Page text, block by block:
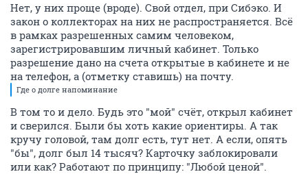
Нет, у них проще (вроде). Свой отдел, при Сибэко. И
закон о коллекторах на них не распространяется. Всё
в рамках разрешенных самим человеком,
зарегистрировавшим личный кабинет. Только
разрешение дано на счета открытые в кабинете и не
на телефон, а (отметку ставишь) на почту.
Где о долге напоминание
В том то и дело. Будь это "мой" счёт, открыл кабинет
и сверился. Были бы хоть какие ориентиры. А так
кручу головой, там долг есть, тут нет. А если, опять
"бы", долг был 14 тысяч? Карточку заблокировали
или как? Работают по принципу: "Любой ценой".